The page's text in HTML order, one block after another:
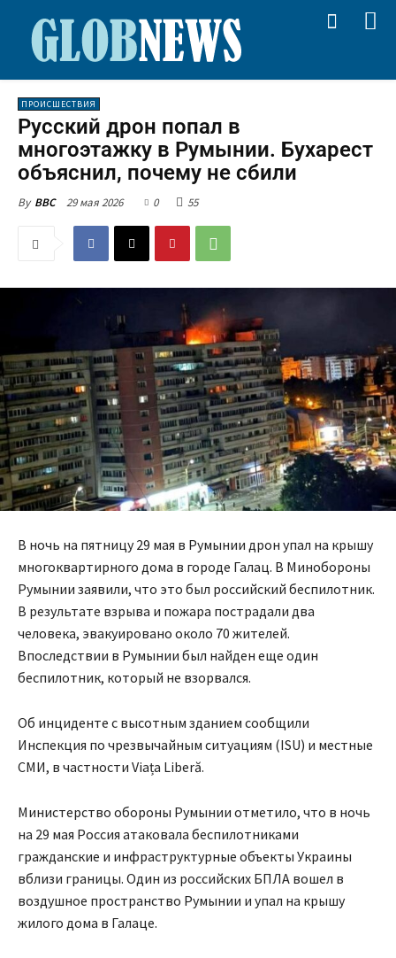
ПРОИСШЕСТВИЯ
Русский дрон попал в
многоэтажку в Румынии. Бухарест
объяснил, почему не сбили
By BBC 29 мая 2026 0 55
В ночь на пятницу 29 мая в Румынии дрон упал на крышу
многоквартирного дома в городе Галац. В Минобороны
Румынии заявили, что это был российский беспилотник.
В результате взрыва и пожара пострадали два
человека, эвакуировано около 70 жителей.
Впоследствии в Румынии был найден еще один
беспилотник, который не взорвался.
Об инциденте с высотным зданием сообщили
Инспекция по чрезвычайным ситуациям (ISU) и местные
СМИ, в частности Viața Liberă.
Министерство обороны Румынии отметило, что в ночь
на 29 мая Россия атаковала беспилотниками
гражданские и инфраструктурные объекты Украины
вблизи границы. Один из российских БПЛА вошел в
воздушное пространство Румынии и упал на крышу
жилого дома в Галаце.